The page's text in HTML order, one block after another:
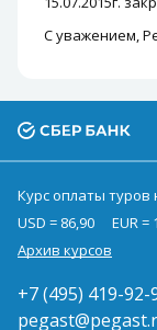
С уважением,
Курс оплаты туров
USD = 86,90
EUR =
Архив курсов
+7 (495) 419-92-